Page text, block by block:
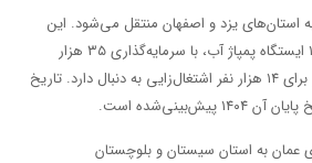
یزد و اصفهان منتقل می‌شود. این
طرح به طول ۹۱۰ کیلومتر با ۱۰ ایستگاه پمپاژ آب، با سرمایه‌گذاری ۳۵ هزار
میلیارد تومانی اجرایی شده و برای ۱۴ هزار نفر اشتغال‌زایی به دنبال دارد. تاریخ
است.
عمان به استان سیستان و بلوچستان